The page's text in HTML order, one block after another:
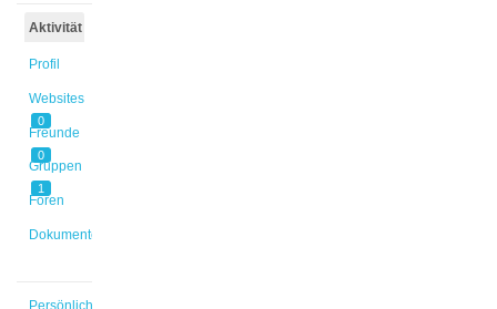
Aktivität
Profil
Websites
0
Freunde
0
Gruppen
1
Foren
Dokumente
Persönlich